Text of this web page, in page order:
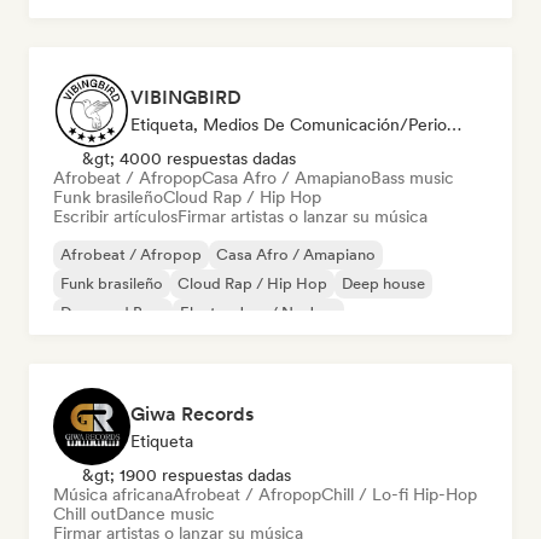
VIBINGBIRD
Etiqueta, Medios De Comunicación/Periodista
&gt; 4000 respuestas dadas
Afrobeat / AfropopCasa Afro / AmapianoBass music
Funk brasileñoCloud Rap / Hip Hop
Escribir artículosFirmar artistas o lanzar su música
Afrobeat / Afropop
Casa Afro / Amapiano
Funk brasileño
Cloud Rap / Hip Hop
Deep house
Drum and Bass
Electro Jazz / Nu Jazz
Giwa Records
Etiqueta
&gt; 1900 respuestas dadas
Música africanaAfrobeat / AfropopChill / Lo-fi Hip-Hop
Chill outDance music
Firmar artistas o lanzar su música